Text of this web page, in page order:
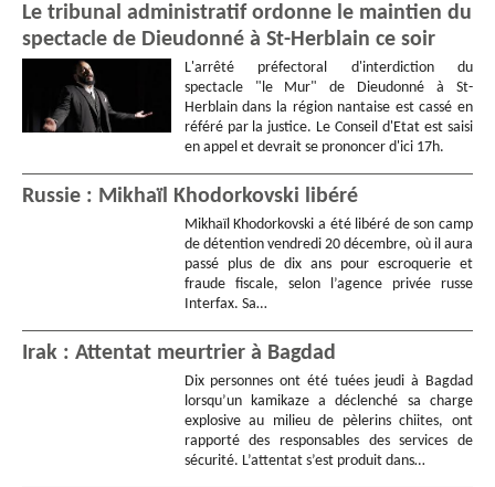
Le tribunal administratif ordonne le maintien du
spectacle de Dieudonné à St-Herblain ce soir
L'arrêté préfectoral d'interdiction du
spectacle "le Mur" de Dieudonné à St-
Herblain dans la région nantaise est cassé en
référé par la justice. Le Conseil d'Etat est saisi
en appel et devrait se prononcer d'ici 17h.
Russie : Mikhaïl Khodorkovski libéré
Mikhaïl Khodorkovski a été libéré de son camp
de détention vendredi 20 décembre, où il aura
passé plus de dix ans pour escroquerie et
fraude fiscale, selon l’agence privée russe
Interfax. Sa…
Irak : Attentat meurtrier à Bagdad
Dix personnes ont été tuées jeudi à Bagdad
lorsqu’un kamikaze a déclenché sa charge
explosive au milieu de pèlerins chiites, ont
rapporté des responsables des services de
sécurité. L’attentat s’est produit dans…